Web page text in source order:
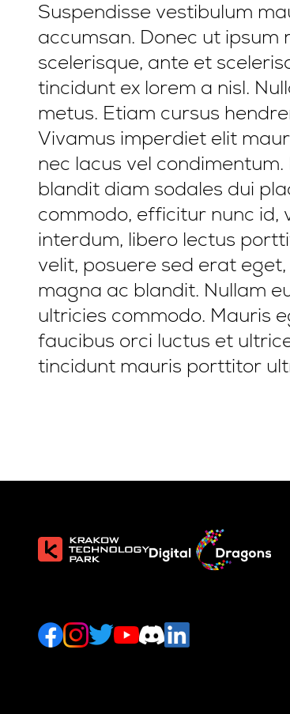
Suspendisse vestibulum
accumsan. Donec ut
scelerisque, ante et
tincidunt ex lorem a nisl.
metus. Etiam cursus
Vivamus imperdiet elit
nec lacus vel
blandit diam sodales dui
commodo, efficitur nunc id,
interdum, libero lectus
velit, posuere sed erat
magna ac blandit. Nullam
ultricies commodo. Mauris
faucibus orci luctus et
tincidunt mauris porttitor